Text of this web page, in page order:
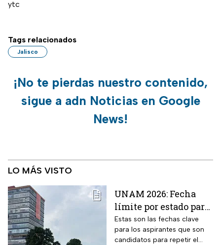
ytc
Tags relacionados
Jalisco
¡No te pierdas nuestro contenido,
sigue a adn Noticias en Google
News!
LO MÁS VISTO
UNAM 2026: Fecha
límite por estado para
sacar cita para el
Examen de Control
Estas son las fechas clave
para los aspirantes que son
candidatos para repetir el